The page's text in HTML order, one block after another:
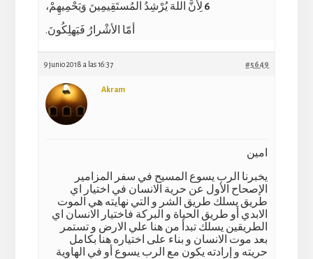
6 لِأنَّ اللهَ يُرْشِدُ المُستَقِيمِينَ وَيَحْمِيهِمْ،
أمّا الأشْرارُ فَيَهلِكُونَ.
9 junio 2018 a las 16:37 #5649
Akram
امين
يخبرنا الرب يسوع المسيح في سفر المزامير
الإصحاح الأول عن حرية الانسان في اختيار اي
طريق يسلك طريق الشر و التي نهايته هي الموت
الابدي أو طريق الحياة و البركة فاختيار الانسان اي
الطريقين يسلك تبدأ من هنا علي الارض و تستمر
بعد موت الانسان و بناء على اختياره هنا بكامل
حريته و إرادته يكون مع الرب يسوع أو في الهاوية